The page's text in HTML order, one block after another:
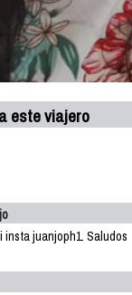
este viajero
insta juanjoph1. Saludos